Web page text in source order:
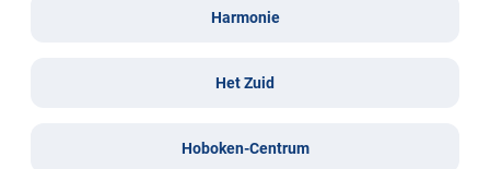
Harmonie
Het Zuid
Hoboken-Centrum